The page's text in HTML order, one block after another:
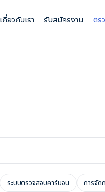
เกี่ยวกับเรา รับสมัครงาน ตร
ระบบตรวจสอบคาร์บอน การจัด